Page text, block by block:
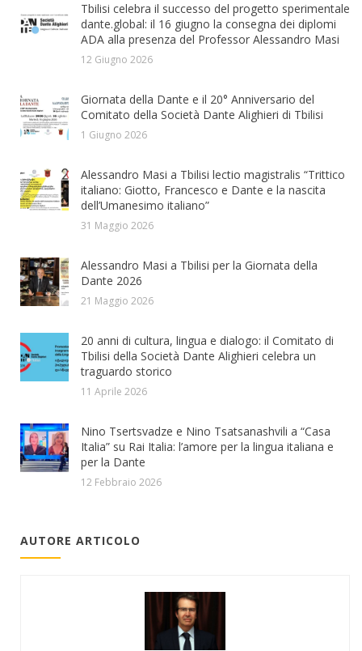
Tbilisi celebra il successo del progetto sperimentale
dante.global: il 16 giugno la consegna dei diplomi
ADA alla presenza del Professor Alessandro Masi
12 Giugno 2026
Giornata della Dante e il 20° Anniversario del
Comitato della Società Dante Alighieri di Tbilisi
1 Giugno 2026
Alessandro Masi a Tbilisi lectio magistralis “Trittico
italiano: Giotto, Francesco e Dante e la nascita
dell’Umanesimo italiano”
31 Maggio 2026
Alessandro Masi a Tbilisi per la Giornata della
Dante 2026
21 Maggio 2026
20 anni di cultura, lingua e dialogo: il Comitato di
Tbilisi della Società Dante Alighieri celebra un
traguardo storico
11 Aprile 2026
Nino Tsertsvadze e Nino Tsatsanashvili a “Casa
Italia” su Rai Italia: l’amore per la lingua italiana e
per la Dante
12 Febbraio 2026
AUTORE ARTICOLO